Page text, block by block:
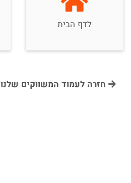
לדף הבית
חזרה לעמוד המשווקים שלנו